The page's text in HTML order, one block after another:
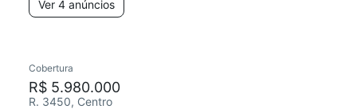
Ver 4 anúncios
Cobertura
R$ 5.980.000
R. 3450, Centro